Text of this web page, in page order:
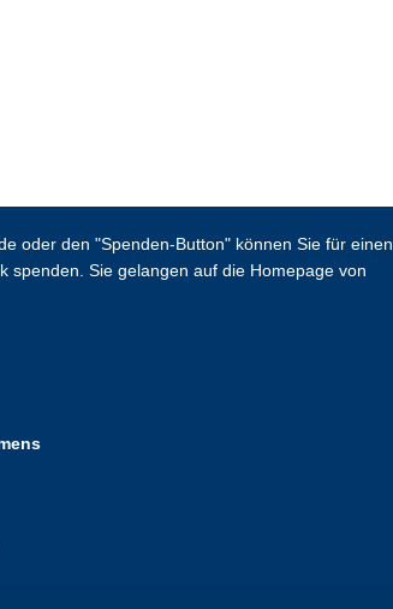
oder den "Spenden-Button" können Sie für einen
spenden. Sie gelangen auf die Homepage von